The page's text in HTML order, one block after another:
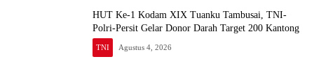
HUT Ke-1 Kodam XIX Tuanku Tambusai, TNI-
Polri-Persit Gelar Donor Darah Target 200 Kantong
TNI Agustus 4, 2026